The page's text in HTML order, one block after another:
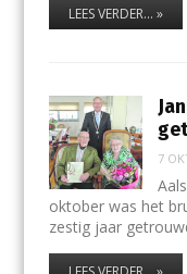
LEES VERDER... »
7
oktober was het
zestig jaar